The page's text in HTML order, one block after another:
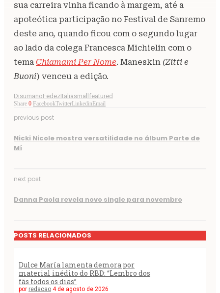
sua carreira vinha ficando à margem, até a
apoteótica participação no Festival de Sanremo
deste ano, quando ficou com o segundo lugar
ao lado da colega Francesca Michielin com o
tema Chiamami Per Nome. Maneskin (Zitti e
Buoni) venceu a edição.
DisumanoFedezItaliasmallfeatured
Share 0 FacebookTwitter Linkedin Email
previous post
Nicki Nicole mostra versatilidade no álbum Parte de
Mí
next post
Danna Paola revela novo single para novembro
POSTS RELACIONADOS
Dulce María lamenta demora por
material inédito do RBD: “Lembro dos
fãs todos os dias”
por redacao 4 de agosto de 2026